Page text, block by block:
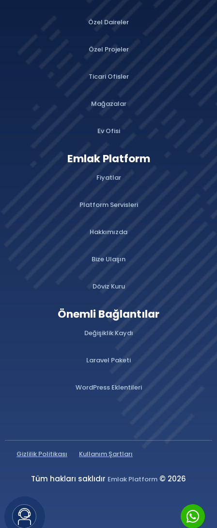
Özel Daireler
Özel Projeler
Ticari Ofisler
Mağazalar
Ev Ofisi
Emlak Platform
Fiyatlar
Platform Servisleri
Hakkımızda
Bize Ulaşın
Döviz Kuru
Önemli Bağlantılar
Değişiklik Kaydı
Laravel Paketi
WordPress Eklentileri
Gizlilik Politikası Kullanım Şartları
Tüm hakları saklıdır Emlak Platform © 2026